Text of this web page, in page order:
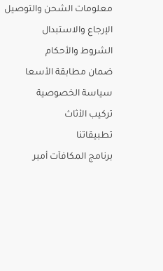
معلومات الشحن والتوصيل
الإرجاع والاستبدال
الشروط والأحكام
ضمان مطابقة الأسعا
سياسة الخصوصية
تركيب الأثاث
تطبيقاتنا
برنامج المكافآت أمبر